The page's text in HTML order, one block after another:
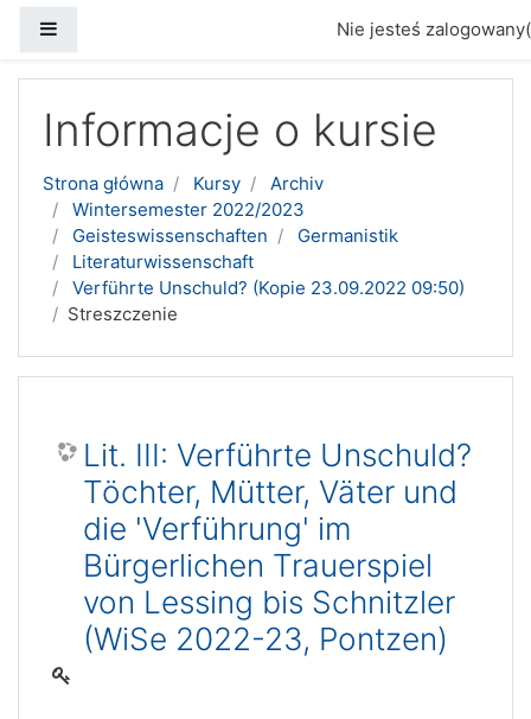
Nie jesteś
Informacje o kursie
Strona główna Kursy
Archiv
Wintersemester 2022/2023
Geisteswissenschaften
Germanistik
Literaturwissenschaft
Verführte Unschuld? (Kopie 23.09.2022 09:50)
Streszczenie
Lit. III: Verführte Unschuld?
Töchter, Mütter, Väter und
die 'Verführung' im
Bürgerlichen Trauerspiel
von Lessing bis Schnitzler
(WiSe 2022-23, Pontzen)